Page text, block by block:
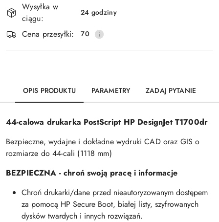
i
dostawa
Wysyłka w
ciągu:
24 godziny
Cena przesyłki: 70
OPIS PRODUKTU PARAMETRY ZADAJ PYTANIE
44-calowa drukarka PostScript HP DesignJet T1700dr
Bezpieczne, wydajne i dokładne wydruki CAD oraz GIS o
rozmiarze do 44-cali (1118 mm)
BEZPIECZNA - chroń swoją pracę i informacje
Chroń drukarki/dane przed nieautoryzowanym dostępem
za pomocą HP Secure Boot, białej listy, szyfrowanych
dysków twardych i innych rozwiązań.